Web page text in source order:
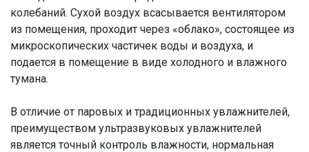
колебаний. Сухой воздух всасывается вентилятором
из помещения, проходит через «облако», состоящее из
микроскопических частичек воды и воздуха, и
подается в помещение в виде холодного и влажного
тумана.
В отличие от паровых и традиционных увлажнителей,
преимуществом ультразвуковых увлажнителей
является точный контроль влажности, нормальная